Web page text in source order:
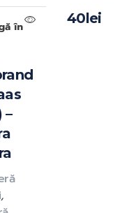
–
,
în
40lei